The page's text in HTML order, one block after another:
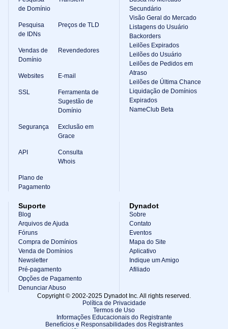
de Domínio
Pesquisa
de IDNs
Preços de TLD
Vendas de
Domínio
Revendedores
Websites E-mail
SSL
Ferramenta de
Sugestão de
Domínio
Segurança
Exclusão em
Grace
API
Consulta
Whois
Plano de
Pagamento
Secundário
Visão Geral do Mercado
Listagens do Usuário
Backorders
Leilões Expirados
Leilões do Usuário
Leilões de Pedidos em
Atraso
Leilões de Última Chance
Liquidação de Domínios
Expirados
NameClub Beta
Suporte
Blog
Arquivos de Ajuda
Fóruns
Compra de Domínios
Venda de Domínios
Newsletter
Pré-pagamento
Opções de Pagamento
Denunciar Abuso
Dynadot
Sobre
Contato
Eventos
Mapa do Site
Aplicativo
Indique um Amigo
Afiliado
Copyright © 2002-2025 Dynadot Inc. All rights reserved.
Política de Privacidade
Termos de Uso
Informações Educacionais do Registrante
Benefícios e Responsabilidades dos Registrantes